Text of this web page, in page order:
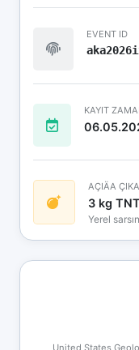
EVENT ID
KAYIT
AÇIÄA
3 kg TNT
Yerel
United States